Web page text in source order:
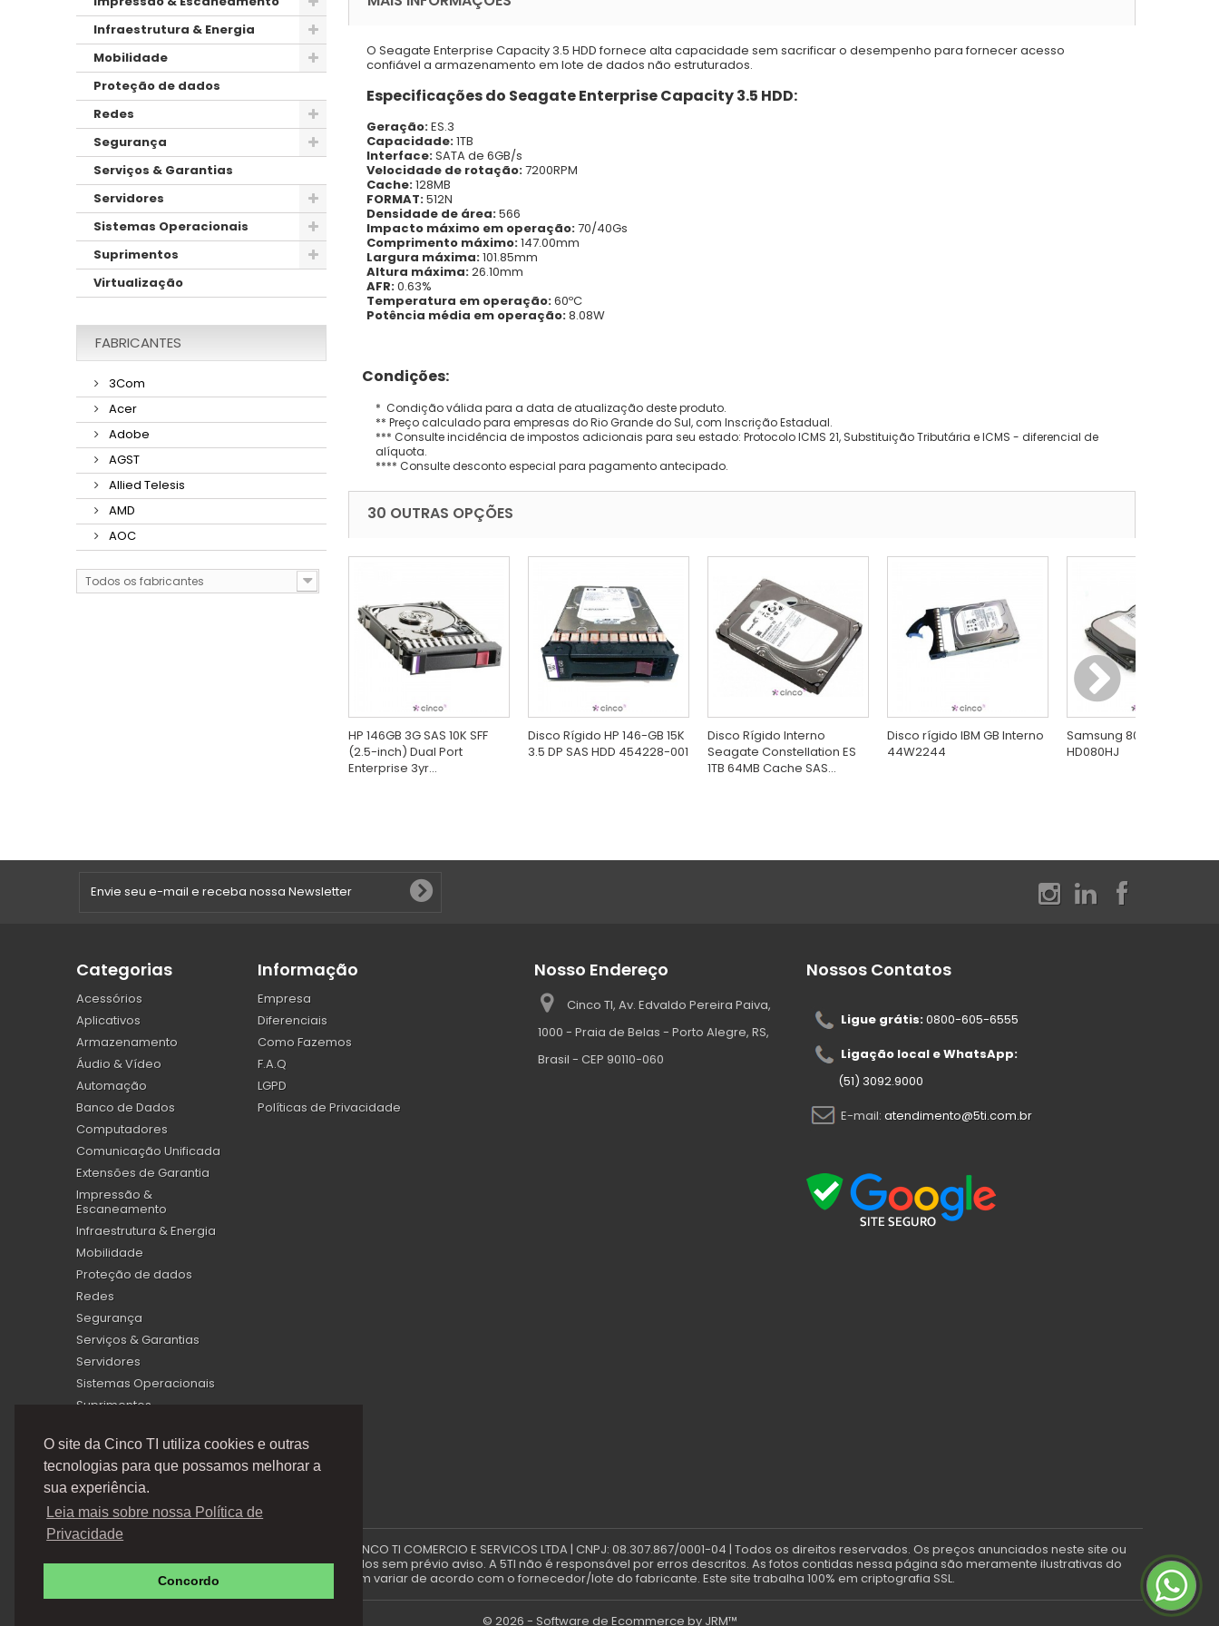
O site da Cinco TI utiliza cookies e outras
tecnologias para que possamos melhorar a
sua experiência.
Leia mais sobre nossa Política de
Privacidade
Concordo
Infraestrutura & Energia
Mobilidade
Proteção de dados
Redes
Segurança
Serviços & Garantias
Servidores
Sistemas Operacionais
Suprimentos
Virtualização
FABRICANTES
3Com
Acer
Adobe
AGST
Allied Telesis
AMD
AOC
Todos os fabricantes
O Seagate Enterprise Capacity 3.5 HDD fornece alta capacidade sem sacrificar o desempenho para fornecer acesso
confiável a armazenamento em lote de dados não estruturados.
Especificações do Seagate Enterprise Capacity 3.5 HDD:
Geração:ES.3
Capacidade:1TB
Interface:SATA de 6GB/s
Velocidade de rotação:7200RPM
Cache:128MB
FORMAT:512N
Densidade de área:566
Impacto máximo em operação:70/40Gs
Comprimento máximo:147.00mm
Largura máxima:101.85mm
Altura máxima:26.10mm
AFR:0.63%
Temperatura em operação:60ºC
Potência média em operação:8.08W
Condições:
* Condição válida para a data de atualização deste produto.
** Preço calculado para empresas do Rio Grande do Sul, com Inscrição Estadual.
*** Consulte incidência de impostos adicionais para seu estado: Protocolo ICMS 21, Substituição Tributária e ICMS - diferencial de
alíquota.
**** Consulte desconto especial para pagamento antecipado.
30 OUTRAS OPÇÕES
HP 146GB 3G SAS 10K SFF
(2.5-inch) Dual Port
Enterprise 3yr...
Disco Rígido HP 146-GB 15K
3.5 DP SAS HDD 454228-001
Disco Rígido Interno
Seagate Constellation ES
1TB 64MB Cache SAS...
Disco rígido IBM GB Interno
44W2244
Samsung 80 GB Interno
HD080HJ
Categorias
Acessórios
Aplicativos
Armazenamento
Áudio & Vídeo
Automação
Banco de Dados
Computadores
Comunicação Unificada
Extensões de Garantia
Impressão &
Escaneamento
Infraestrutura & Energia
Mobilidade
Proteção de dados
Redes
Segurança
Serviços & Garantias
Servidores
Sistemas Operacionais
Suprimentos
Informação
Empresa
Diferenciais
Como Fazemos
F.A.Q
LGPD
Políticas de Privacidade
A Cinco TI (5TI) é uma marca registrada de CINCO TI COMERCIO E SERVICOS LTDA | CNPJ: 08.307.867/0001-04 | Todos os direitos reservados. Os preços anunciados neste site ou
via e-mails promocionais podem ser alterados sem prévio aviso. A 5TI não é responsável por erros descritos. As fotos contidas nessa página são meramente ilustrativas do
produto e podem variar de acordo com o fornecedor/lote do fabricante. Este site trabalha 100% em criptografia SSL.
© 2026 - Software de Ecommerce by JRM™
Nosso Endereço
Cinco TI, Av. Edvaldo Pereira Paiva,
1000 - Praia de Belas - Porto Alegre, RS,
Brasil - CEP 90110-060
Nossos Contatos
Ligue grátis:0800-605-6555
Ligação local e WhatsApp:
(51) 3092.9000
E-mail: atendimento@5ti.com.br